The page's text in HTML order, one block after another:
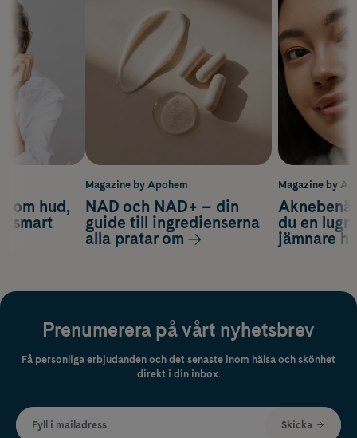
Magazine by
du en
jämnare
om hud,
smart
Magazine by Apohem
NAD och NAD+ – din
guide till ingredienserna
alla pratar om
Prenumerera på vårt nyhetsbrev
Få personliga erbjudanden och det senaste inom hälsa och skönhet
direkt i din inbox.
Fyll i mailadress Skicka